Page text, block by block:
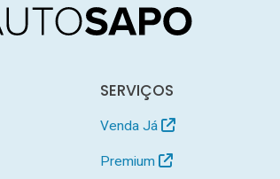
SERVIÇOS
Venda Já
Premium